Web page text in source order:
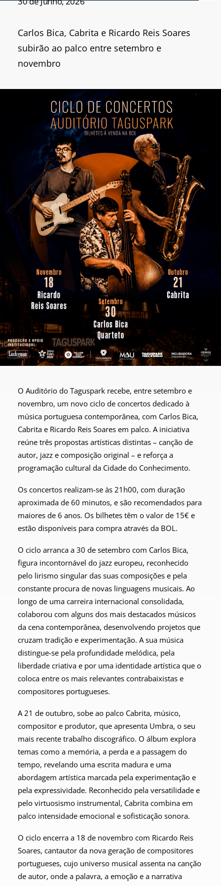
Carlos Bica, Cabrita e Ricardo Reis Soares
subirão ao palco entre setembro e
novembro
O Auditório do Taguspark recebe, entre setembro e
novembro, um novo ciclo de concertos dedicado à
música portuguesa contemporânea, com Carlos Bica,
Cabrita e Ricardo Reis Soares em palco. A iniciativa
reúne três propostas artísticas distintas – canção de
autor, jazz e composição original – e reforça a
programação cultural da Cidade do Conhecimento.
Os concertos realizam-se às 21h00, com duração
aproximada de 60 minutos, e são recomendados para
maiores de 6 anos. Os bilhetes têm o valor de 15€ e
estão disponíveis para compra através da BOL.
O ciclo arranca a 30 de setembro com Carlos Bica,
figura incontornável do jazz europeu, reconhecido
pelo lirismo singular das suas composições e pela
constante procura de novas linguagens musicais. Ao
longo de uma carreira internacional consolidada,
colaborou com alguns dos mais destacados músicos
da cena contemporânea, desenvolvendo projetos que
cruzam tradição e experimentação. A sua música
distingue-se pela profundidade melódica, pela
liberdade criativa e por uma identidade artística que o
coloca entre os mais relevantes contrabaixistas e
compositores portugueses.
A 21 de outubro, sobe ao palco Cabrita, músico,
compositor e produtor, que apresenta Umbra, o seu
mais recente trabalho discográfico. O álbum explora
temas como a memória, a perda e a passagem do
tempo, revelando uma escrita madura e uma
abordagem artística marcada pela experimentação e
pela expressividade. Reconhecido pela versatilidade e
pelo virtuosismo instrumental, Cabrita combina em
palco intensidade emocional e sofisticação sonora.
O ciclo encerra a 18 de novembro com Ricardo Reis
Soares, cantautor da nova geração de compositores
portugueses, cujo universo musical assenta na canção
de autor, onde a palavra, a emoção e a narrativa